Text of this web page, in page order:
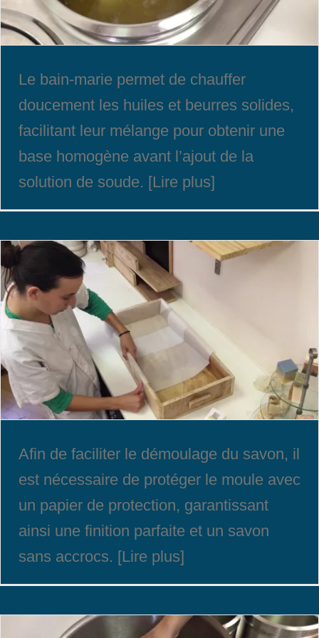
Le bain-marie permet de chauffer
doucement les huiles et beurres solides,
facilitant leur mélange pour obtenir une
base homogène avant l’ajout de la
solution de soude. [Lire plus]
Afin de faciliter le démoulage du savon, il
est nécessaire de protéger le moule avec
un papier de protection, garantissant
ainsi une finition parfaite et un savon
sans accrocs. [Lire plus]